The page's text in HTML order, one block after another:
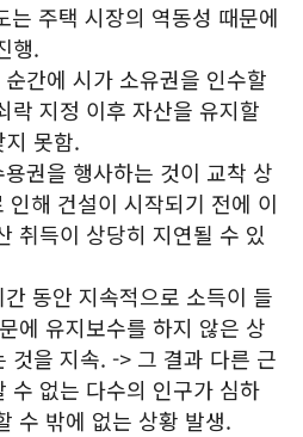
주택 시장의 역동성 때문에
행.
간에 시가 소유권을 인수할
락 지정 이후 자산을 유지할
지 못함.
권을 행사하는 것이 교착 상
해 건설이 시작되기 전에 이
취득이 상당히 지연될 수 있
동안 지속적으로 소득이 들
에 유지보수를 하지 않은 상
것을 지속. -> 그 결과 다른 근
수 없는 다수의 인구가 심하
수 밖에 없는 상황 발생.